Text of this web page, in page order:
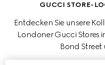
GUCCI STORE-
Entdecken Sie unsere
Londoner Gucci Stores
Bond Street